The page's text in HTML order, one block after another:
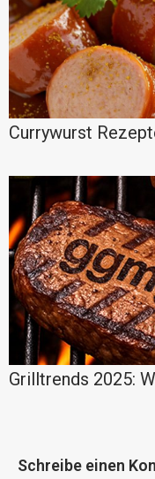
Currywurst
Grilltrends 2025:
Schreibe einen